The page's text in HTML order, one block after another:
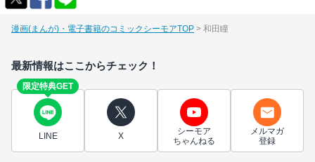
漫画(まんが)・電子書籍のコミックシーモアTOP 和田瞳
最新情報はここからチェック！
限定特典GET
LINE X
シーモア
ちゃんねる
メルマガ
登録